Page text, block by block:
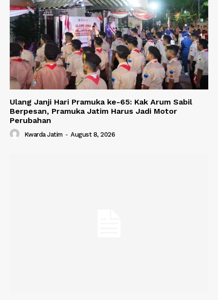
Ulang Janji Hari Pramuka ke-65: Kak Arum Sabil
Berpesan, Pramuka Jatim Harus Jadi Motor
Perubahan
Kwarda Jatim - August 8, 2026